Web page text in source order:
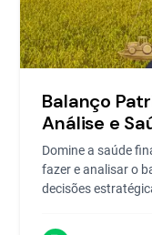
Balanço
Análise e
Domine a saúde
fazer e analisar o
decisões